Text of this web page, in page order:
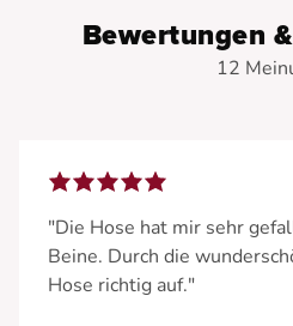
Bewertungen
12
"Die Hose hat mir sehr
Beine. Durch die
Hose richtig auf."